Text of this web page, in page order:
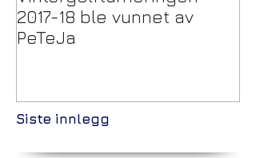
2017-18 ble vunnet av
PeTeJa
Siste innlegg